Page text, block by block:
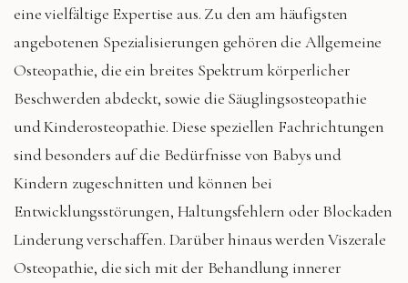
eine vielfältige Expertise aus. Zu den am häufigsten
angebotenen Spezialisierungen gehören die Allgemeine
Osteopathie, die ein breites Spektrum körperlicher
Beschwerden abdeckt, sowie die Säuglingsosteopathie
und Kinderosteopathie. Diese speziellen Fachrichtungen
sind besonders auf die Bedürfnisse von Babys und
Kindern zugeschnitten und können bei
Entwicklungsstörungen, Haltungsfehlern oder Blockaden
Linderung verschaffen. Darüber hinaus werden Viszerale
Osteopathie, die sich mit der Behandlung innerer